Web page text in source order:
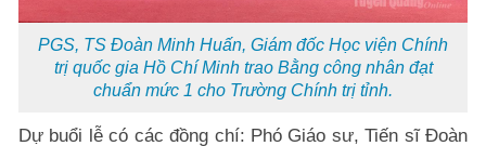
PGS, TS Đoàn Minh Huấn, Giám đốc Học viện Chính
trị quốc gia Hồ Chí Minh trao Bằng công nhân đạt
chuẩn mức 1 cho Trường Chính trị tỉnh.
Dự buổi lễ có các đồng chí: Phó Giáo sư, Tiến sĩ Đoàn